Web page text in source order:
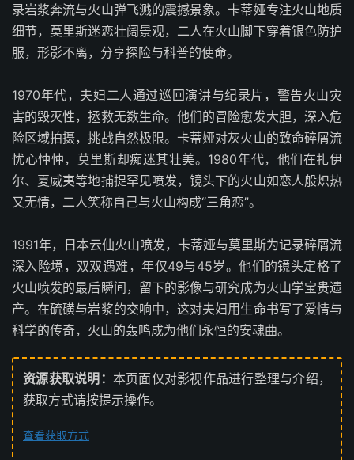
录岩浆奔流与火山弹飞溅的震撼景象。卡蒂娅专注火山地质
细节，莫里斯迷恋壮阔景观，二人在火山脚下穿着银色防护
服，形影不离，分享探险与科普的使命。
1970年代，夫妇二人通过巡回演讲与纪录片，警告火山灾
害的毁灭性，拯救无数生命。他们的冒险愈发大胆，深入危
险区域拍摄，挑战自然极限。卡蒂娅对灰火山的致命碎屑流
忧心忡忡，莫里斯却痴迷其壮美。1980年代，他们在扎伊
尔、夏威夷等地捕捉罕见喷发，镜头下的火山如恋人般炽热
又无情，二人笑称自己与火山构成“三角恋”。
1991年，日本云仙火山喷发，卡蒂娅与莫里斯为记录碎屑流
深入险境，双双遇难，年仅49与45岁。他们的镜头定格了
火山喷发的最后瞬间，留下的影像与研究成为火山学宝贵遗
产。在硫磺与岩浆的交响中，这对夫妇用生命书写了爱情与
科学的传奇，火山的轰鸣成为他们永恒的安魂曲。
资源获取说明： 本页面仅对影视作品进行整理与介绍，
获取方式请按提示操作。
查看获取方式